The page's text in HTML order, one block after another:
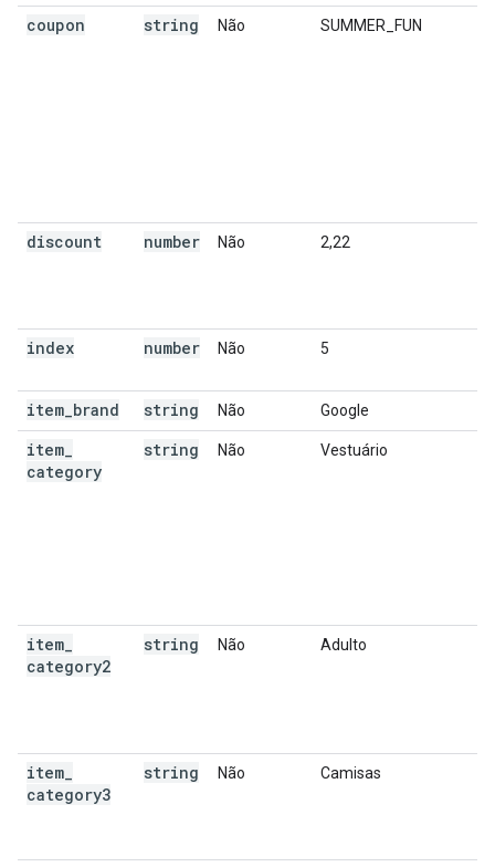
coupon string Não SUMMER_FUN
discount number Não 2,22
index number Não 5
item brand string Não Google
item
category
string Não Vestuário
item
category2
string Não Adulto
item
category3
string Não Camisas